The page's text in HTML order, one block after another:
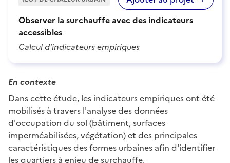
Observer la surchauffe avec des indicateurs
accessibles
Calcul d'indicateurs empiriques
En contexte
Dans cette étude, les indicateurs empiriques ont été
mobilisés à travers l'analyse des données
d'occupation du sol (bâtiment, surfaces
imperméabilisées, végétation) et des principales
caractéristiques des formes urbaines afin d'identifier
les quartiers à enjeu de surchauffe.